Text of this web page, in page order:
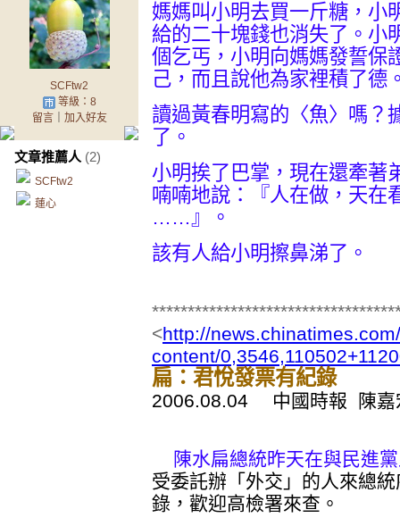
SCFtw2
等級：8
留言｜ 加入好友
文章推薦人 (2)
SCFtw2
蓮心
媽媽叫小明去買一斤糖，小
給的二十塊錢也消失了。小
個乞丐，小明向媽媽發誓保
己，而且說他為家裡積了德
讀過黃春明寫的〈魚〉嗎？
了。
小明挨了巴掌，現在還牽著
喃喃地說：『人在做，天在
……』。
該有人給小明擦鼻涕了。
<http://
content/
扁：君悅發票有紀錄
2006.08.04 中國時報 陳嘉
陳水扁總統昨天在與民進
受委託辦「外交」的人來總
錄，歡迎高檢署來查。